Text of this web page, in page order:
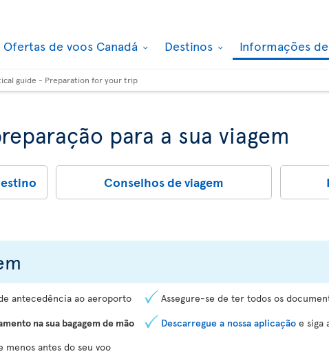
Ofertas de voos Canadá Destinos Informações
guide - Preparation for your trip
para a sua viagem
Conselhos de viagem
antecedência ao aeroporto
na sua bagagem de mão
menos antes do seu voo
Assegure-se de ter todos os
Descarregue a nossa aplicação e siga